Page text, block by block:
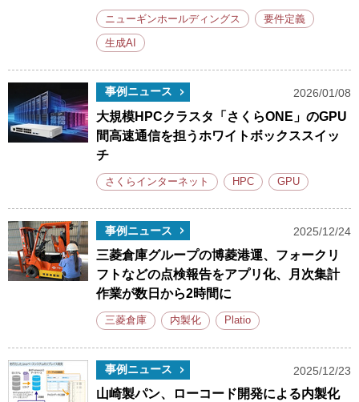
ニューギンホールディングス 要件定義
生成AI
事例ニュース 2026/01/08
大規模HPCクラスタ「さくらONE」のGPU
間高速通信を担うホワイトボックススイッ
チ
さくらインターネット HPC GPU
事例ニュース 2025/12/24
三菱倉庫グループの博菱港運、フォークリ
フトなどの点検報告をアプリ化、月次集計
作業が数日から2時間に
三菱倉庫 内製化 Platio
事例ニュース 2025/12/23
山崎製パン、ローコード開発による内製化